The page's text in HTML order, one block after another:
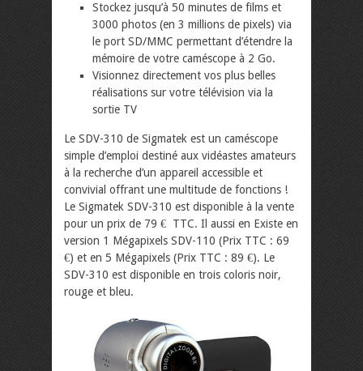
Stockez jusqu’à 50 minutes de films et
3000 photos (en 3 millions de pixels) via
le port SD/MMC permettant d’étendre la
mémoire de votre caméscope à 2 Go.
Visionnez directement vos plus belles
réalisations sur votre télévision via la
sortie TV
Le SDV-310 de Sigmatek est un caméscope
simple d’emploi destiné aux vidéastes amateurs
à la recherche d’un appareil accessible et
convivial offrant une multitude de fonctions !
Le Sigmatek SDV-310 est disponible à la vente
pour un prix de 79 € TTC. Il aussi en Existe en
version 1 Mégapixels SDV-110 (Prix TTC : 69
€) et en 5 Mégapixels (Prix TTC : 89 €). Le
SDV-310 est disponible en trois coloris noir,
rouge et bleu.